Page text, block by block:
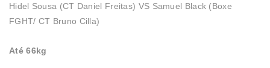
Hidel Sousa (CT Daniel Freitas) VS Samuel Black (Boxe
FGHT/ CT Bruno Cilla)
Até 66kg